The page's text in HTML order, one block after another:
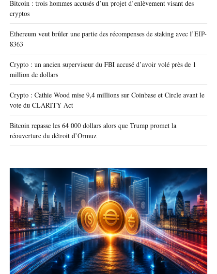
Bitcoin : trois hommes accusés d’un projet d’enlèvement visant des
cryptos
Ethereum veut brûler une partie des récompenses de staking avec l’EIP-
8363
Crypto : un ancien superviseur du FBI accusé d’avoir volé près de 1
million de dollars
Crypto : Cathie Wood mise 9,4 millions sur Coinbase et Circle avant le
vote du CLARITY Act
Bitcoin repasse les 64 000 dollars alors que Trump promet la
réouverture du détroit d’Ormuz